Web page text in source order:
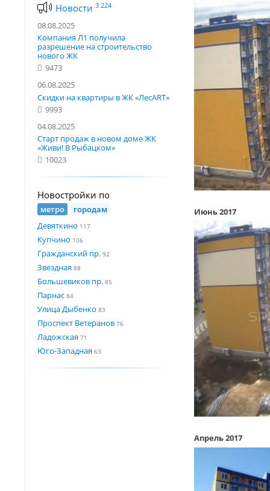
Новости 3 224
08.08.2025
Компания Л1 получила
разрешение на строительство
нового ЖК
9473
06.08.2025
Скидки на квартиры в ЖК «ЛесART»
9993
04.08.2025
Старт продаж в новом доме ЖК
«Живи! В Рыбацком»
10023
Новостройки по
метро
городам
Девяткино 117
Купчино 106
Гражданский пр. 92
Звездная 88
Большевиков пр. 85
Парнас 84
Улица Дыбенко 83
Проспект Ветеранов 76
Ладожская 71
Юго-Западная 63
Июнь 2017
Апрель 2017